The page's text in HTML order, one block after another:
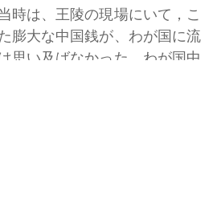
時は、王陵の現場にいて，こ
膨大な中国銭が、わが国に流
思い及ばなかった。わが国中